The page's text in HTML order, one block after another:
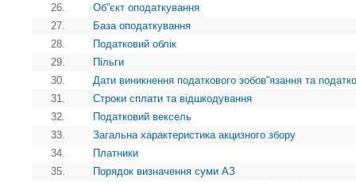
26.
Об”єкт оподаткування
27.
База оподаткування
28.
Податковий облік
29.
Пільги
30.
Дати виникнення податкового зобов”язання та
31.
Строки сплати та відшкодування
32.
Податковий вексель
33.
Загальна характеристика акцизного збору
34.
Платники
35.
Порядок визначення суми АЗ